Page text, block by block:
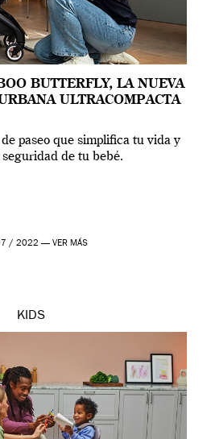
BUTTERFLY, LA NUEVA
ULTRACOMPACTA
paseo que simplifica tu vida y
de tu bebé.
/ 2022 — VER MÁS
KIDS